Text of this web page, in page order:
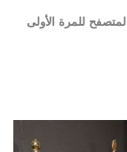
للمرة الأولى